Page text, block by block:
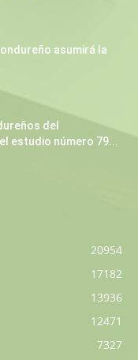
asumirá la
del
estudio número 79...
20954
17182
13936
12471
7327